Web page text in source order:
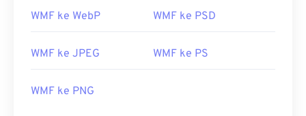
gratis. Program yang dapat membuka WMF di
Photopaint, dan Ultimate Paint . Di macOS,
Dikembangkan oleh:
WMF ke WebP WMF ke PSD
WMF ke JPEG WMF ke PS
WMF ke PNG